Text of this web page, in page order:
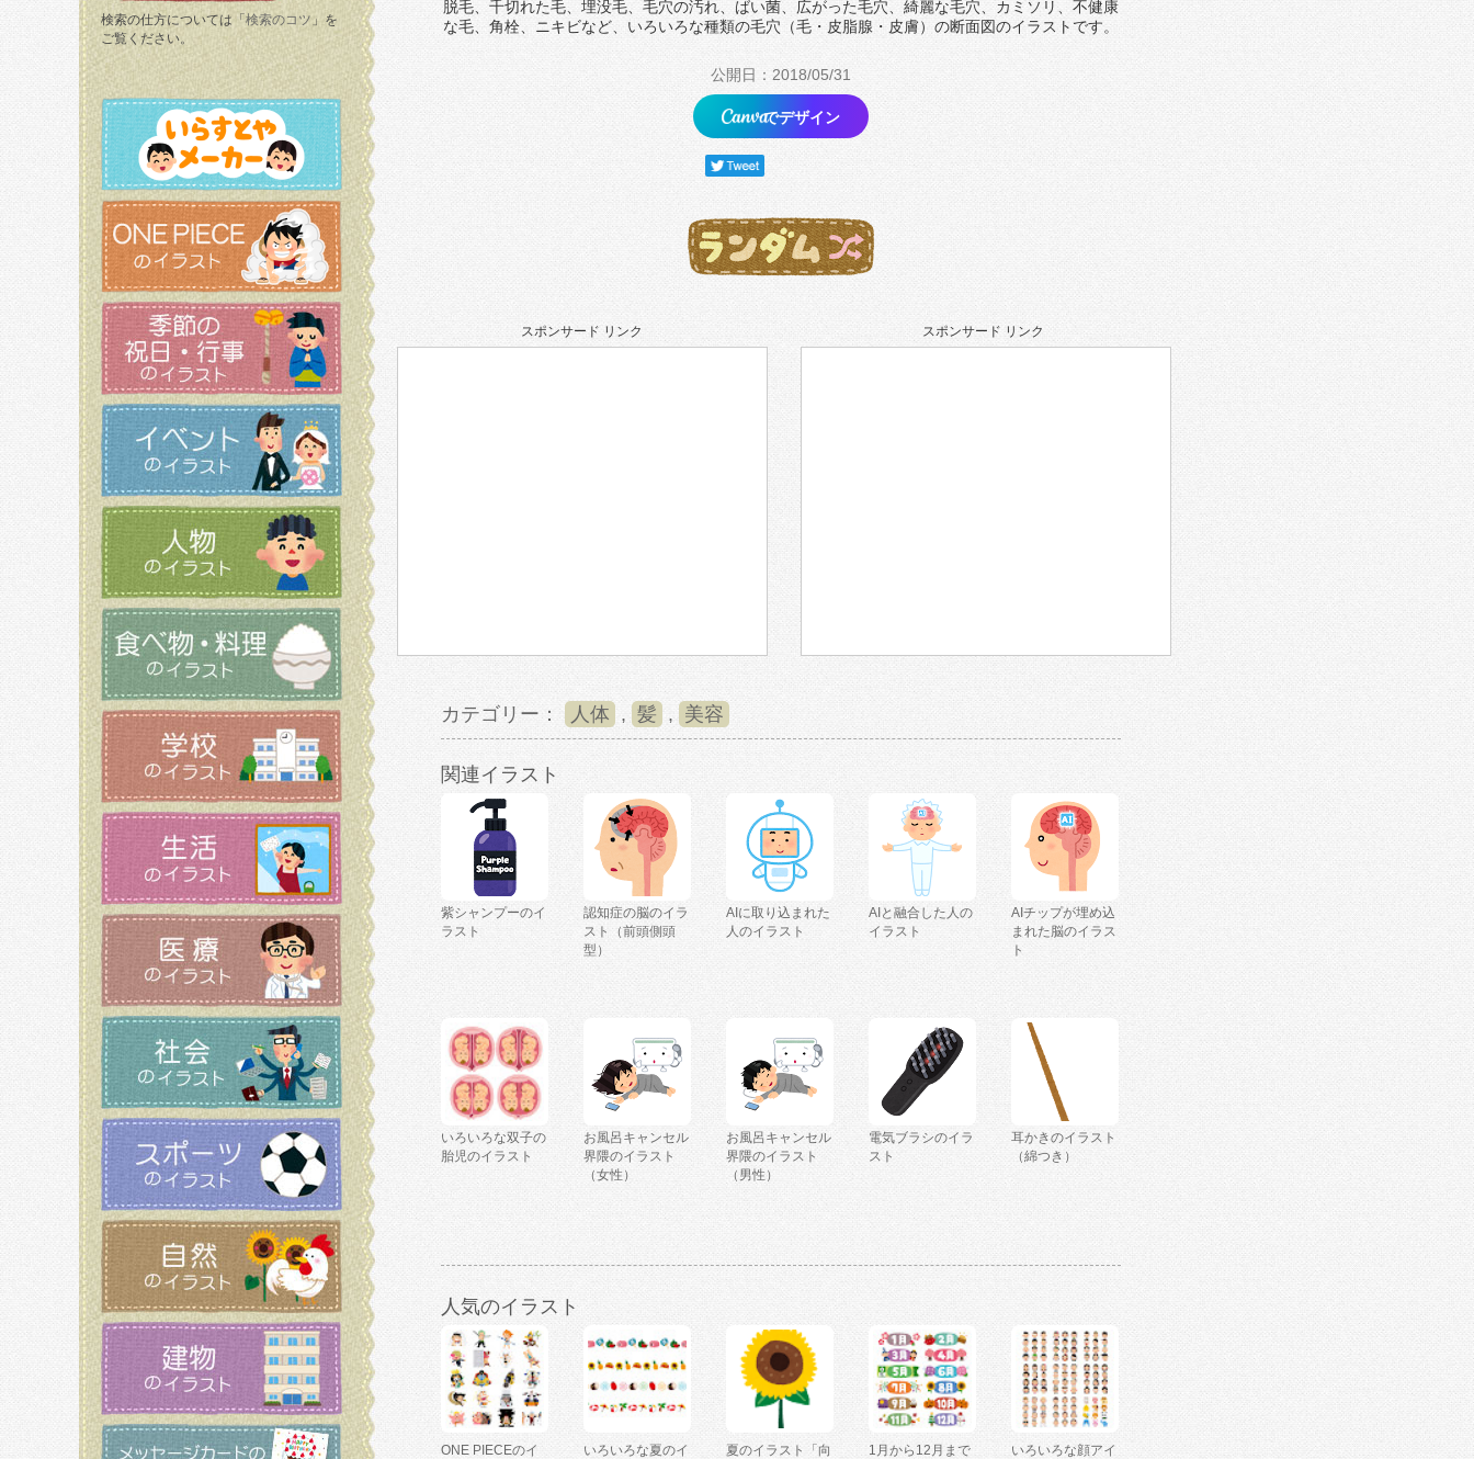
検索の仕方については「 検索のコツ 」を
ご覧ください。
脱毛、千切れた毛、埋没毛、毛穴の汚れ、ばい菌、広がった毛穴、綺麗な毛穴、カミソリ、不健康
な毛、角栓、ニキビなど、いろいろな種類の毛穴（毛・皮脂腺・皮膚）の断面図のイラストです。
公開日：2018/05/31
でデザイン
スポンサード リンク スポンサード リンク
カテゴリー： 人体 , 髪 , 美容
関連イラスト
紫シャンプーのイ
ラスト
認知症の脳のイラ
スト（前頭側頭
型）
AIに取り込まれた
人のイラスト
AIと融合した人の
イラスト
AIチップが埋め込
まれた脳のイラス
ト
いろいろな双子の
胎児のイラスト
お風呂キャンセル
界隈のイラスト
（女性）
お風呂キャンセル
界隈のイラスト
（男性）
電気ブラシのイラ
スト
耳かきのイラスト
（綿つき）
人気のイラスト
ONE PIECEのイ
いろいろな夏のイ
夏のイラスト「向
1月から12月まで
いろいろな顔アイ